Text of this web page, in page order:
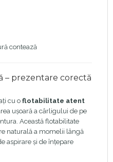
contează
– prezentare corectă
cu o flotabilitate atent
ușoară a cârligului de pe
Această flotabilitate
naturală a momelii lângă
aspirare și de înțepare